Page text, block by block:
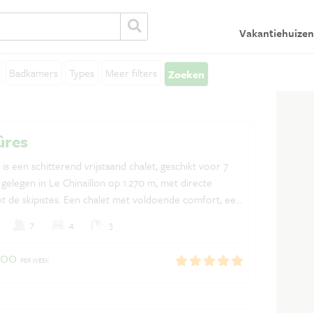
Vakantiehuizen
Badkamers Types Meer filters Zoeken
is een schitterend vrijstaand chalet, geschikt voor 7
in Le Chinaillon op 1.270 m, met directe
de skipistes. Een chalet met voldoende comfort, een
bergen en vallei.
7 4 3
PER WEEK
Algemene voorwaarden
Ontdek Frankrijk
Vakantiehuis huren in Frankrijk